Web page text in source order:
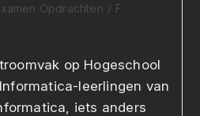
Opdrachten / F.
op Hogeschool
leerlingen van
iets anders